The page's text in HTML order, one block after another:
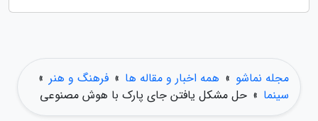
مجله نماشو » همه اخبار و مقاله ها » فرهنگ و هنر »
سینما » حل مشکل یافتن جای پارک با هوش مصنوعی